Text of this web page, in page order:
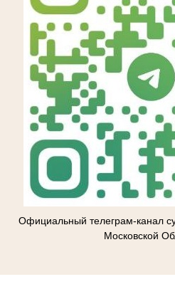
Официальный телеграм-канал
Московской